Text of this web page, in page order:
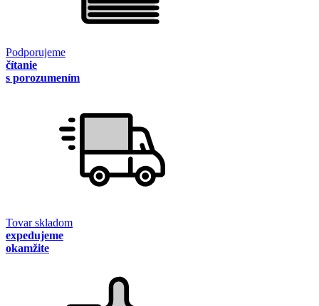
Podporujeme
čítanie
s porozumením
Tovar skladom
expedujeme
okamžite